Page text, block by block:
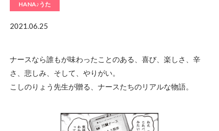
HANA♪うた
2021.06.25
ナースなら誰もが味わったことのある、喜び、楽しさ、辛
さ、悲しみ、そして、やりがい。
こしのりょう先生が贈る、ナースたちのリアルな物語。